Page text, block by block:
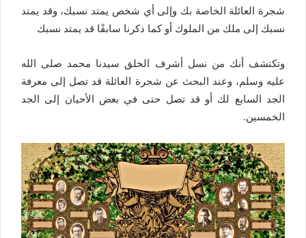
شجرة العائلة الخاصة بك وإلى أي شخص يمتد نسبك، وقد يمتد
نسبك إلى ملك من الملوك أو كما ذكرنا سابقًا قد يمتد نسبك
وتكتشف أنك من نسل أشرف الخلق سيدنا محمد صلى الله
عليه وسلم، وعند البحث عن شجرة العائلة قد تصل إلى معرفة
الجد السابع لك أو قد تصل حتى في بعض الأحيان إلى الجد
الخمسين.